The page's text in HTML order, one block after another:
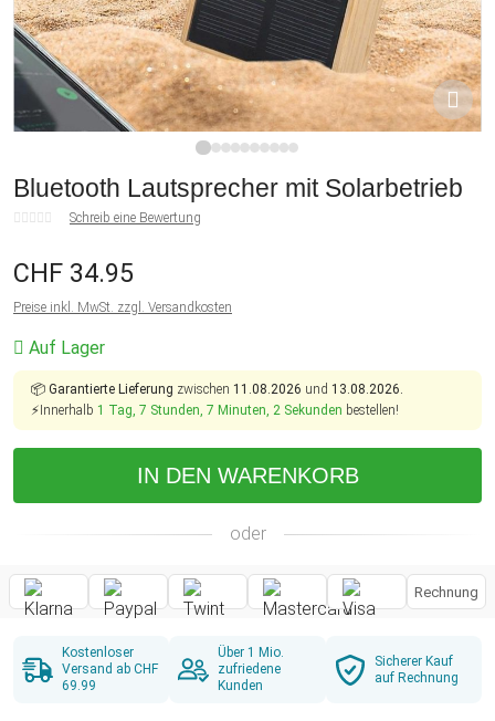
Bluetooth Lautsprecher mit Solarbetrieb
Schreib eine Bewertung
CHF 34.95
Preise inkl. MwSt. zzgl. Versandkosten
Auf Lager
📦 Garantierte Lieferung zwischen 11.08.2026 und 13.08.2026.
⚡Innerhalb 1 Tag, 7 Stunden, 7 Minuten, 2 Sekunden bestellen!
IN DEN WARENKORB
oder
Rechnung
Kostenloser
Versand ab CHF
69.99
Über 1 Mio.
zufriedene
Kunden
Sicherer Kauf
auf Rechnung